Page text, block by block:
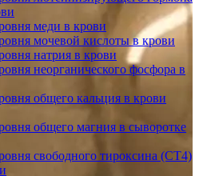
меди в крови
мочевой кислоты в крови
натрия в крови
неорганического фосфора в
общего кальция в крови
общего магния в сыворотке
свободного тироксина (СТ4)